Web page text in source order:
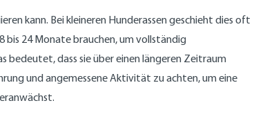
kann. Bei kleineren Hunderassen geschieht dies oft
bis 24 Monate brauchen, um vollständig
bedeutet, dass sie über einen längeren Zeitraum
und angemessene Aktivität zu achten, um eine